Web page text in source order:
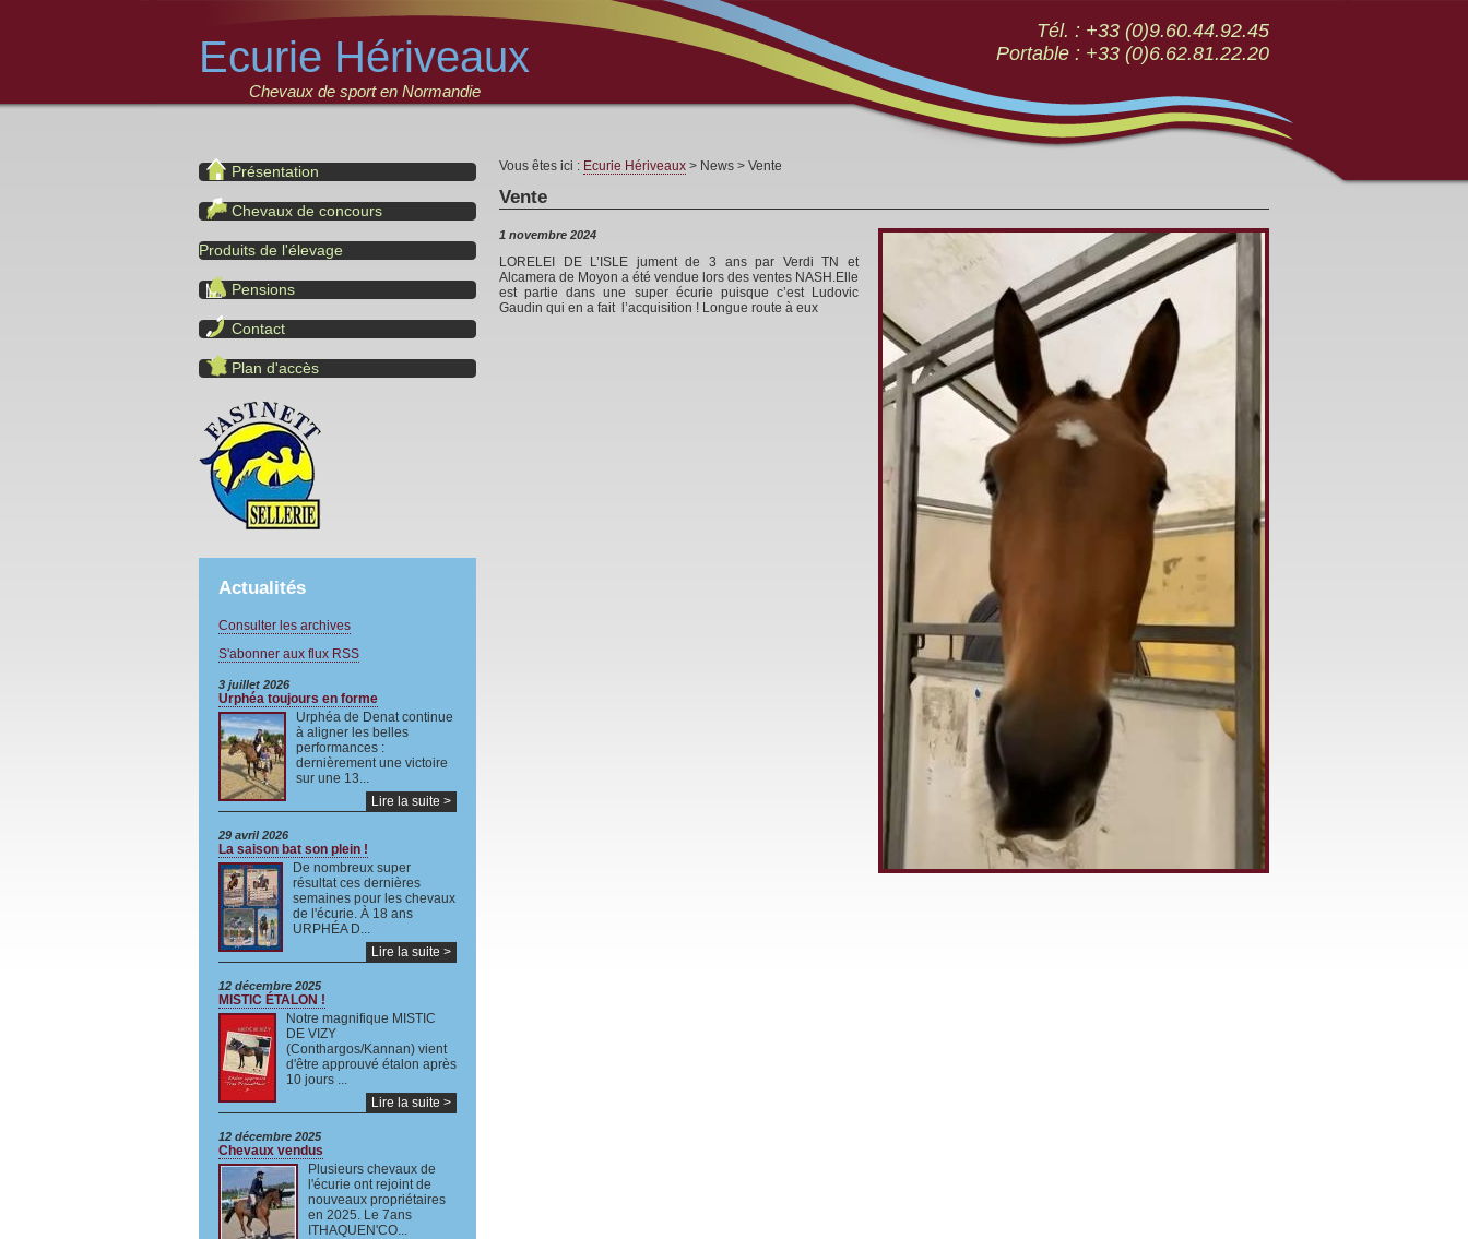
Ecurie Hériveaux
Chevaux de sport en Normandie
Tél. : +33 (0)9.60.44.92.45
Portable : +33 (0)6.62.81.22.20
Présentation
Chevaux de concours
Produits de l'élevage
Pensions
Contact
Plan d'accès
Actualités
Consulter les archives
S'abonner aux flux RSS
3 juillet 2026
Urphéa toujours en forme
Urphéa de Denat continue
à aligner les belles
performances :
dernièrement une victoire
sur une 13...
Lire la suite >
29 avril 2026
La saison bat son plein !
De nombreux super
résultat ces dernières
semaines pour les chevaux
de l'écurie. À 18 ans
URPHÉA D...
Lire la suite >
12 décembre 2025
MISTIC ÉTALON !
Notre magnifique MISTIC
DE VIZY
(Conthargos/Kannan) vient
d'être approuvé étalon après
10 jours ...
Lire la suite >
12 décembre 2025
Chevaux vendus
Plusieurs chevaux de
l'écurie ont rejoint de
nouveaux propriétaires
en 2025. Le 7ans
ITHAQUEN'CO...
Vous êtes ici : Ecurie Hériveaux > News > Vente
Vente
1 novembre 2024
LORELEI DE L’ISLE jument de 3 ans par Verdi TN et
Alcamera de Moyon a été vendue lors des ventes NASH.Elle
est partie dans une super écurie puisque c’est Ludovic
Gaudin qui en a fait l’acquisition ! Longue route à eux